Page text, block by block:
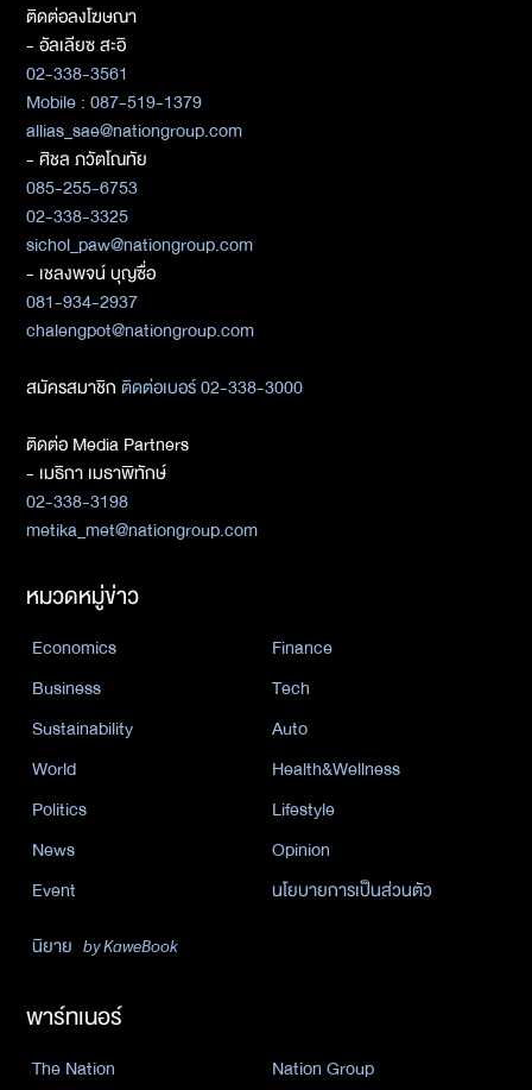
ติดต่อลงโฆษณา
- อัลเลียซ สะอิ
02-338-3561
Mobile : 087-519-1379
allias_sae@nationgroup.com
- ศิชล ภวัตโณทัย
085-255-6753
02-338-3325
sichol_paw@nationgroup.com
- เชลงพจน์ บุญซื่อ
081-934-2937
chalengpot@nationgroup.com
สมัครสมาชิกติดต่อเบอร์ 02-338-3000
ติดต่อ Media Partners
- เมธิกา เมธาพิทักษ์
02-338-3198
metika_met@nationgroup.com
หมวดหมู่ข่าว
Economics
Finance
Business
Tech
Sustainability
Auto
World
Health&Wellness
Politics
Lifestyle
News
Opinion
Event
นโยบายการเป็นส่วนตัว
นิยาย by KaweBook
พาร์ทเนอร์
The Nation Nation Group